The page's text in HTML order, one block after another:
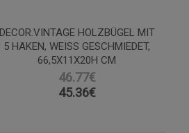
DECOR.VINTAGE HOLZBÜGEL MIT
5 HAKEN, WEISS GESCHMIEDET, 6
6,5X11X20H CM
46.77€
45.36€